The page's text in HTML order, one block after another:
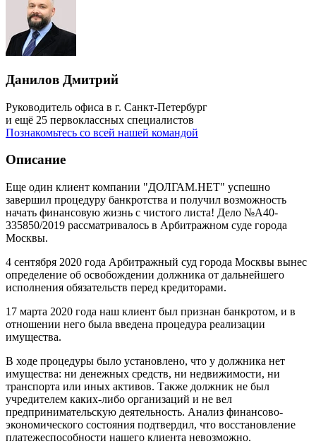
Данилов Дмитрий
Руководитель офиса в г. Санкт-Петербург
и ещё 25 первоклассных специалистов
Познакомьтесь со всей нашей командой
Описание
Еще один клиент компании "ДОЛГАМ.НЕТ" успешно
завершил процедуру банкротства и получил возможность
начать финансовую жизнь с чистого листа! Дело №А40-
335850/2019 рассматривалось в Арбитражном суде города
Москвы.
4 сентября 2020 года Арбитражный суд города Москвы вынес
определение об освобождении должника от дальнейшего
исполнения обязательств перед кредиторами.
17 марта 2020 года наш клиент был признан банкротом, и в
отношении него была введена процедура реализации
имущества.
В ходе процедуры было установлено, что у должника нет
имущества: ни денежных средств, ни недвижимости, ни
транспорта или иных активов. Также должник не был
учредителем каких-либо организаций и не вел
предпринимательскую деятельность. Анализ финансово-
экономического состояния подтвердил, что восстановление
платежеспособности нашего клиента невозможно.